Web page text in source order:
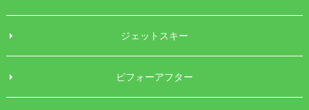
ジェットスキー
ビフォーアフター